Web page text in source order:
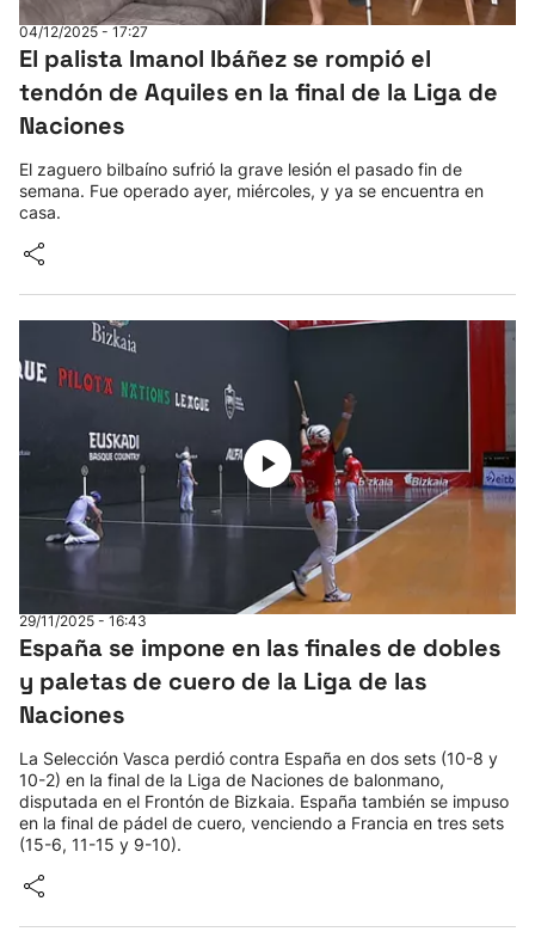
04/12/2025 - 17:27
El palista Imanol Ibáñez se rompió el
tendón de Aquiles en la final de la Liga de
Naciones
El zaguero bilbaíno sufrió la grave lesión el pasado fin de
semana. Fue operado ayer, miércoles, y ya se encuentra en
casa.
29/11/2025 - 16:43
España se impone en las finales de dobles
y paletas de cuero de la Liga de las
Naciones
La Selección Vasca perdió contra España en dos sets (10-8 y
10-2) en la final de la Liga de Naciones de balonmano,
disputada en el Frontón de Bizkaia. España también se impuso
en la final de pádel de cuero, venciendo a Francia en tres sets
(15-6, 11-15 y 9-10).